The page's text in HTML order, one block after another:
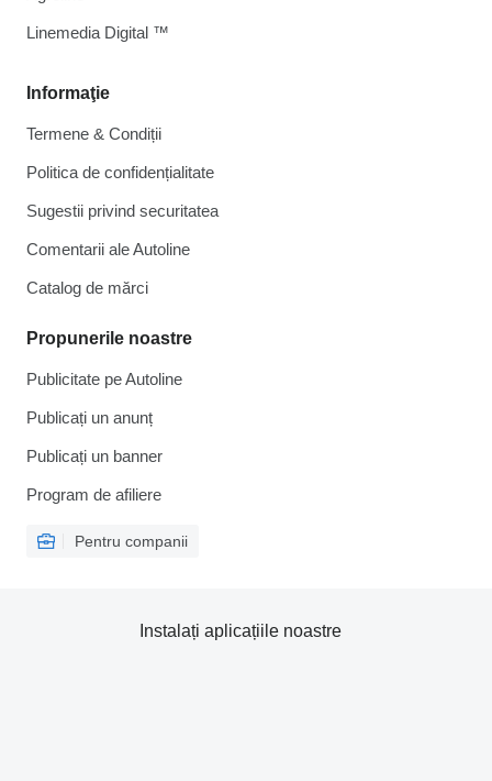
Informaţie
Termene & Condiții
Politica de confidențialitate
Sugestii privind securitatea
Comentarii ale Autoline
Catalog de mărcі
Propunerile noastre
Publicitate pe Autoline
Publicați un anunț
Publicați un banner
Program de afiliere
Pentru companii
Linemedia Digital ™
Instalați aplicațiile noastre